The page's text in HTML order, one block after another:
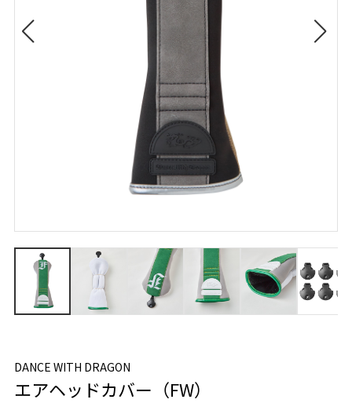
DANCE WITH DRAGON
エアヘッドカバー（FW）